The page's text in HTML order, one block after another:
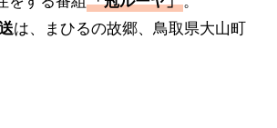
は、まひるの故郷、鳥取県大山町